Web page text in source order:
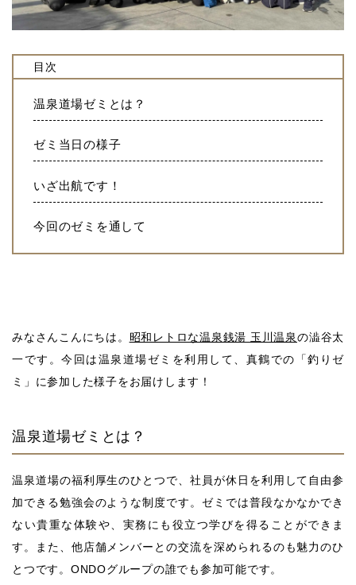
目次
温泉道場ゼミとは？
ゼミ当日の様子
いざ出航です！
今回のゼミを通して
みなさんこんにちは。 昭和レトロな温泉銭湯 玉川温泉の澁谷太
一です。今回は温泉道場ゼミを利用して、真鶴での「釣りゼ
ミ」に参加した様子をお届けします！
温泉道場ゼミとは？
温泉道場の福利厚生のひとつで、社員が休日を利用して自由参
加できる勉強会のような制度です。ゼミでは普段なかなかでき
ない貴重な体験や、実務にも役立つ学びを得ることができま
す。また、他店舗メンバーとの交流を深められるのも魅力のひ
とつです。ONDOグループの誰でも参加可能です。